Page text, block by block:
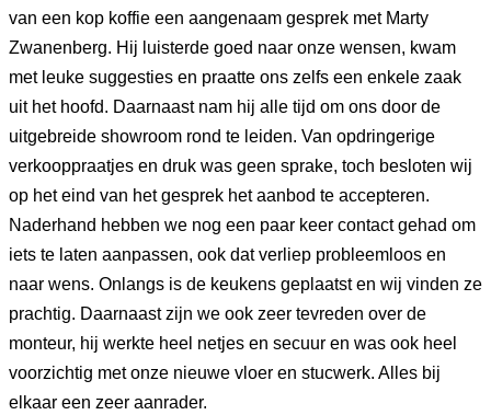
van een kop koffie een aangenaam gesprek met Marty
Zwanenberg. Hij luisterde goed naar onze wensen, kwam
met leuke suggesties en praatte ons zelfs een enkele zaak
uit het hoofd. Daarnaast nam hij alle tijd om ons door de
uitgebreide showroom rond te leiden. Van opdringerige
verkooppraatjes en druk was geen sprake, toch besloten wij
op het eind van het gesprek het aanbod te accepteren.
Naderhand hebben we nog een paar keer contact gehad om
iets te laten aanpassen, ook dat verliep probleemloos en
naar wens. Onlangs is de keukens geplaatst en wij vinden ze
prachtig. Daarnaast zijn we ook zeer tevreden over de
monteur, hij werkte heel netjes en secuur en was ook heel
voorzichtig met onze nieuwe vloer en stucwerk. Alles bij
elkaar een zeer aanrader.